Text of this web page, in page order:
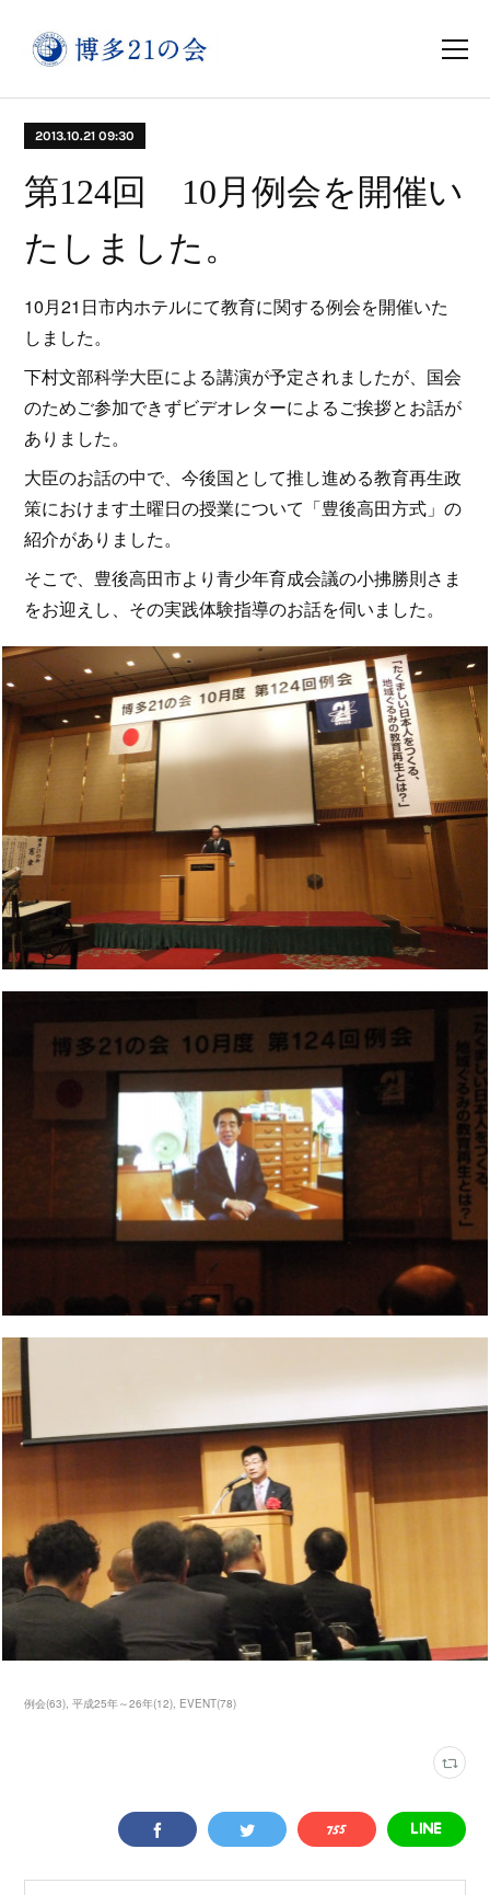
2013.10.21 09:30
第124回 10月例会を開催い
たしました。
10月21日市内ホテルにて教育に関する例会を開催いた
しました。
下村文部科学大臣による講演が予定されましたが、国会
のためご参加できずビデオレターによるご挨拶とお話が
ありました。
大臣のお話の中で、今後国として推し進める教育再生政
策におけます土曜日の授業について「豊後高田方式」の
紹介がありました。
そこで、豊後高田市より青少年育成会議の小拂勝則さま
をお迎えし、その実践体験指導のお話を伺いました。
例会(63) 平成25年～26年(12) EVENT(78)